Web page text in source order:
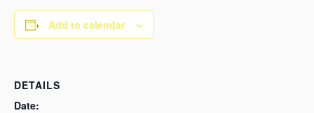
Add to calendar
DETAILS
Date: